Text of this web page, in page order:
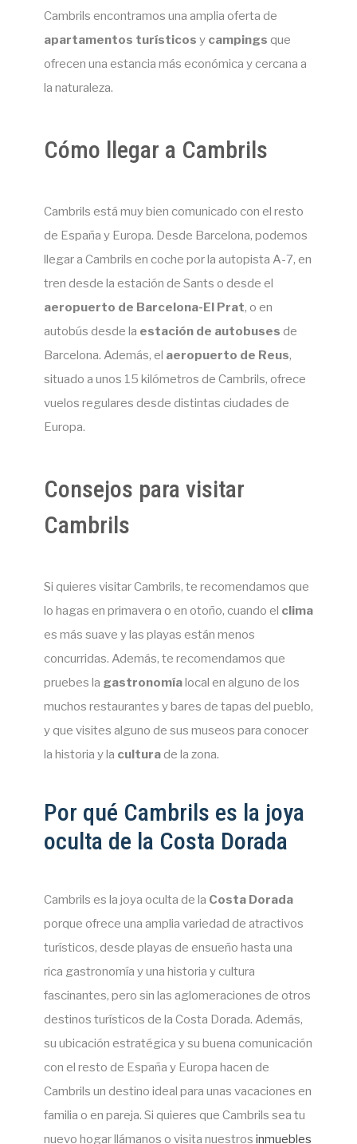
Cambrils encontramos una amplia oferta de
apartamentos turísticos y campings que
ofrecen una estancia más económica y cercana a
la naturaleza.
Cómo llegar a Cambrils
Cambrils está muy bien comunicado con el resto
de España y Europa. Desde Barcelona, podemos
llegar a Cambrils en coche por la autopista A-7, en
tren desde la estación de Sants o desde el
aeropuerto de Barcelona-El Prat, o en
autobús desde la estación de autobuses de
Barcelona. Además, el aeropuerto de Reus,
situado a unos 15 kilómetros de Cambrils, ofrece
vuelos regulares desde distintas ciudades de
Europa.
Consejos para visitar
Cambrils
Si quieres visitar Cambrils, te recomendamos que
lo hagas en primavera o en otoño, cuando el clima
es más suave y las playas están menos
concurridas. Además, te recomendamos que
pruebes la gastronomíalocal en alguno de los
muchos restaurantes y bares de tapas del pueblo,
y que visites alguno de sus museos para conocer
la historia y la culturade la zona.
Por qué Cambrils es la joya
oculta de la Costa Dorada
Cambrils es la joya oculta de la Costa Dorada
porque ofrece una amplia variedad de atractivos
turísticos, desde playas de ensueño hasta una
rica gastronomía y una historia y cultura
fascinantes, pero sin las aglomeraciones de otros
destinos turísticos de la Costa Dorada. Además,
su ubicación estratégica y su buena comunicación
con el resto de España y Europa hacen de
Cambrils un destino ideal para unas vacaciones en
familia o en pareja. Si quieres que Cambrils sea tu
nuevo hogar llámanos o visita nuestros inmuebles